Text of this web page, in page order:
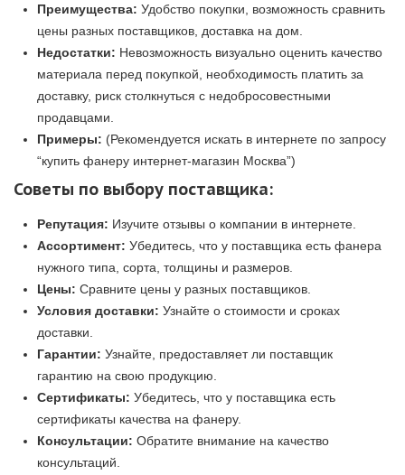
Преимущества: Удобство покупки, возможность сравнить
цены разных поставщиков, доставка на дом.
Недостатки: Невозможность визуально оценить качество
материала перед покупкой, необходимость платить за
доставку, риск столкнуться с недобросовестными
продавцами.
Примеры: (Рекомендуется искать в интернете по запросу
“купить фанеру интернет-магазин Москва”)
Советы по выбору поставщика:
Репутация: Изучите отзывы о компании в интернете.
Ассортимент: Убедитесь, что у поставщика есть фанера
нужного типа, сорта, толщины и размеров.
Цены: Сравните цены у разных поставщиков.
Условия доставки: Узнайте о стоимости и сроках
доставки.
Гарантии: Узнайте, предоставляет ли поставщик
гарантию на свою продукцию.
Сертификаты: Убедитесь, что у поставщика есть
сертификаты качества на фанеру.
Консультации: Обратите внимание на качество
консультаций.